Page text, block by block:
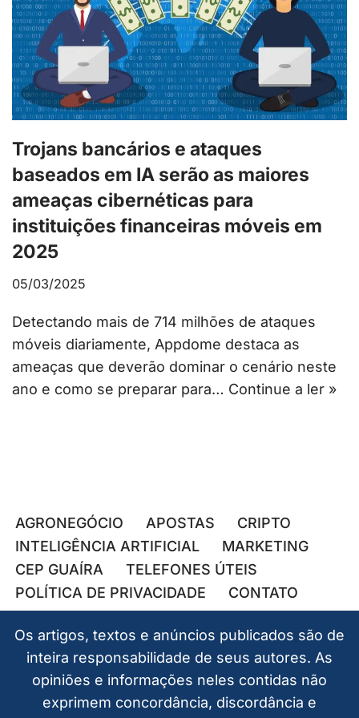
Trojans bancários e ataques
baseados em IA serão as maiores
ameaças cibernéticas para
instituições financeiras móveis em
2025
05/03/2025
Detectando mais de 714 milhões de ataques
móveis diariamente, Appdome destaca as
ameaças que deverão dominar o cenário neste
ano e como se preparar para… Continue a ler »
AGRONEGÓCIO APOSTAS
CRIPTO
INTELIGÊNCIA ARTIFICIAL
MARKETING
CEP GUAÍRA
TELEFONES ÚTEIS
POLÍTICA DE PRIVACIDADE
CONTATO
Os artigos, textos e anúncios publicados são de
inteira responsabilidade de seus autores. As
opiniões e informações neles contidas não
exprimem concordância, discordância e